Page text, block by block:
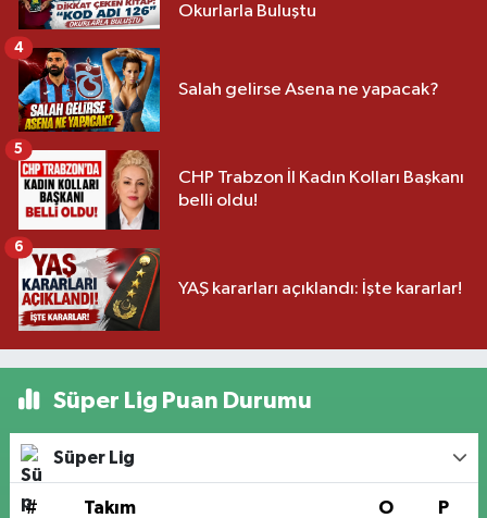
Okurlarla Buluştu
Salah gelirse Asena ne yapacak?
4
CHP Trabzon İl Kadın Kolları Başkanı
belli oldu!
5
YAŞ kararları açıklandı: İşte kararlar!
6
Süper Lig Puan Durumu
Süper Lig
# Takım O P